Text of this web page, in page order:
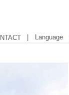
| Language